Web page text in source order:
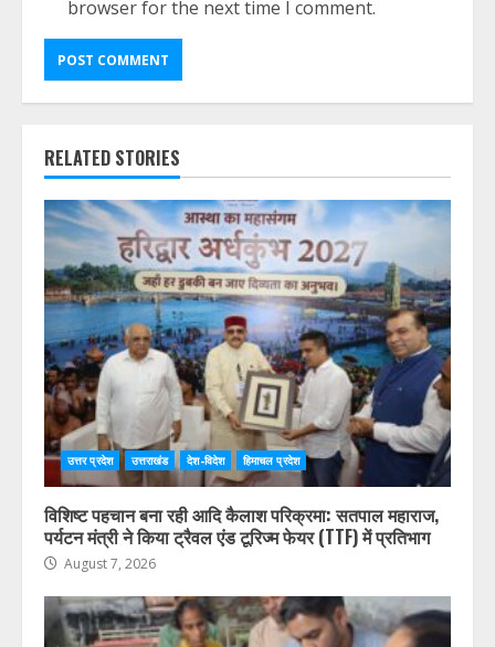
browser for the next time I comment.
RELATED STORIES
उत्तर प्रदेश उत्तराखंड देश-विदेश हिमाचल प्रदेश
विशिष्ट पहचान बना रही आदि कैलाश परिक्रमा: सतपाल महाराज,
पर्यटन मंत्री ने किया ट्रैवल एंड टूरिज्म फेयर (TTF) में प्रतिभाग
August 7, 2026